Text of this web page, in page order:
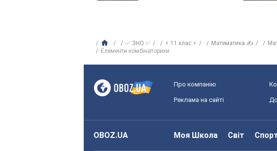
✅ ЗНО ✅ ⚡ 11 клас ⚡ Математика ✍
Елементи комбінаторики
Про компанію
Реклама на сайті
OBOZ.UA Моя Школа Світ